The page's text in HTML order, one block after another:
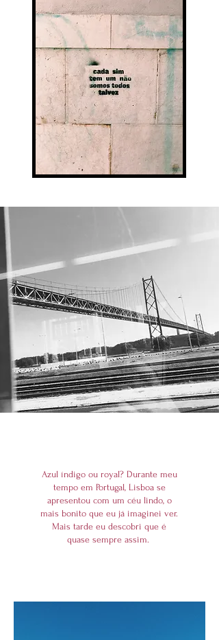
Azul índigo ou royal? Durante meu
tempo em Portugal, Lisboa se
apresentou com um céu lindo, o
mais bonito que eu já imaginei ver.
Mais tarde eu descobri que é
quase sempre assim.